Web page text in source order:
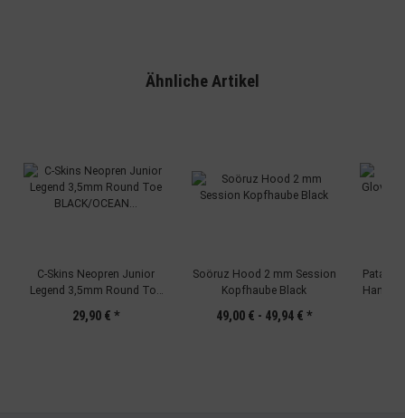
Ähnliche Artikel
C-Skins Neopren Junior
Legend 3,5mm Round Toe
29,90 € *
Soöruz Hood 2 mm Session
Kopfhaube Black
49,00 € - 49,94 € *
Verwendung genauer Standortdaten